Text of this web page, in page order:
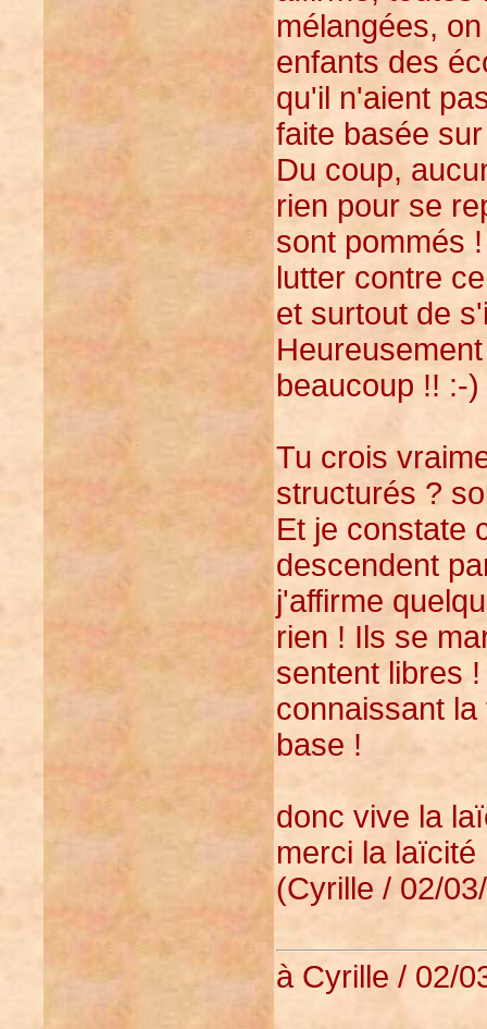
mélangées,
enfants des
qu'il n'aient
faite basée
Du coup,
rien pour se
sont pommés
lutter contre
et surtout de
beaucoup !! :-)
Tu crois
structurés ?
Et je constate
descendent
j'affirme
rien ! Ils se
sentent libres
connaissant
base !
donc vive la
merci la laïcité
(Cyrille / 02/
à Cyrille / 02/